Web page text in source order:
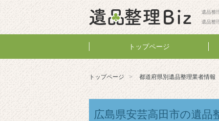
遺品整
遺品整
トップページ
トップページ 都道府県別遺品整理業者情報
広島県安芸高田市の遺品